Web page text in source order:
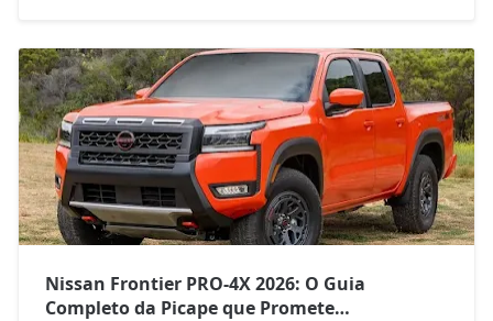
Nissan Frontier PRO-4X 2026: O Guia
Completo da Picape que Promete